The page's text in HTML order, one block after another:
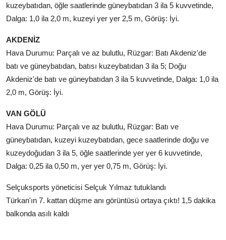
kuzeybatıdan, öğle saatlerinde güneybatıdan 3 ila 5 kuvvetinde,
Dalga: 1,0 ila 2,0 m, kuzeyi yer yer 2,5 m, Görüş: İyi.
AKDENİZ
Hava Durumu: Parçalı ve az bulutlu, Rüzgar: Batı Akdeniz'de
batı ve güneybatıdan, batısı kuzeybatıdan 3 ila 5; Doğu
Akdeniz'de batı ve güneybatıdan 3 ila 5 kuvvetinde, Dalga: 1,0 ila
2,0 m, Görüş: İyi.
VAN GÖLÜ
Hava Durumu: Parçalı ve az bulutlu, Rüzgar: Batı ve
güneybatıdan, kuzeyi kuzeybatıdan, gece saatlerinde doğu ve
kuzeydoğudan 3 ila 5, öğle saatlerinde yer yer 6 kuvvetinde,
Dalga: 0,25 ila 0,50 m, yer yer 0,75 m, Görüş: İyi.
Selçuksports yöneticisi Selçuk Yılmaz tutuklandı
Türkan'ın 7. kattan düşme anı görüntüsü ortaya çıktı! 1,5 dakika
balkonda asılı kaldı